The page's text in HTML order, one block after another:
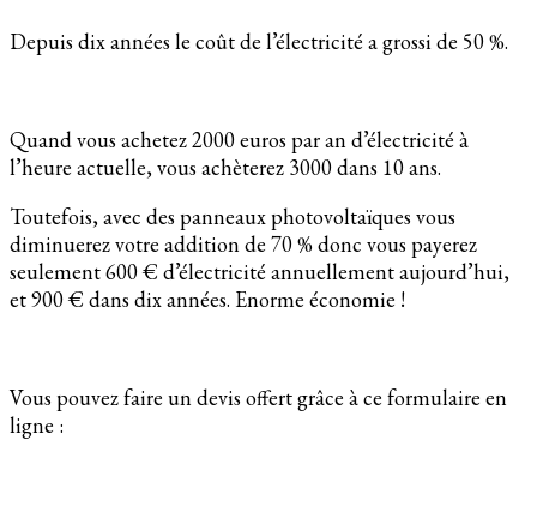
Depuis dix années le coût de l’électricité a grossi de 50 %.
Quand vous achetez 2000 euros par an d’électricité à
l’heure actuelle, vous achèterez 3000 dans 10 ans.
Toutefois, avec des panneaux photovoltaïques vous
diminuerez votre addition de 70 % donc vous payerez
seulement 600 € d’électricité annuellement aujourd’hui,
et 900 € dans dix années. Enorme économie !
Vous pouvez faire un devis offert grâce à ce formulaire en
ligne :